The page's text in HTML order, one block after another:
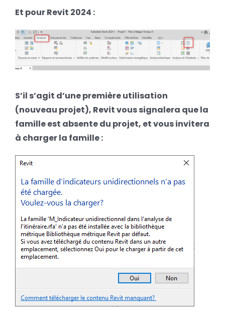
Et pour Revit 2024 :
S’il s’agit d’une première utilisation
(nouveau projet), Revit vous signalera que la
famille est absente du projet, et vous invitera
à charger la famille :